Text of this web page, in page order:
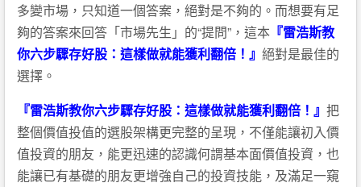
多變市場，只知道一個答案，絕對是不夠的。而想要有足
夠的答案來回答「市場先生」的“提問”，這本 『雷浩斯教
你六步驟存好股：這樣做就能獲利翻倍！』 絕對是最佳的
選擇。
『雷浩斯教你六步驟存好股：這樣做就能獲利翻倍！』 把
整個價值投值的選股架構更完整的呈現，不僅能讓初入價
值投資的朋友，能更迅速的認識何謂基本面價值投資，也
能讓已有基礎的朋友更增強自己的投資技能，及滿足一窺